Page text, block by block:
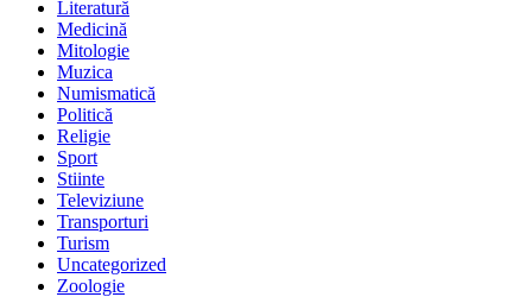
Literatură
Medicină
Mitologie
Muzica
Numismatică
Politică
Religie
Sport
Stiinte
Televiziune
Transporturi
Turism
Uncategorized
Zoologie